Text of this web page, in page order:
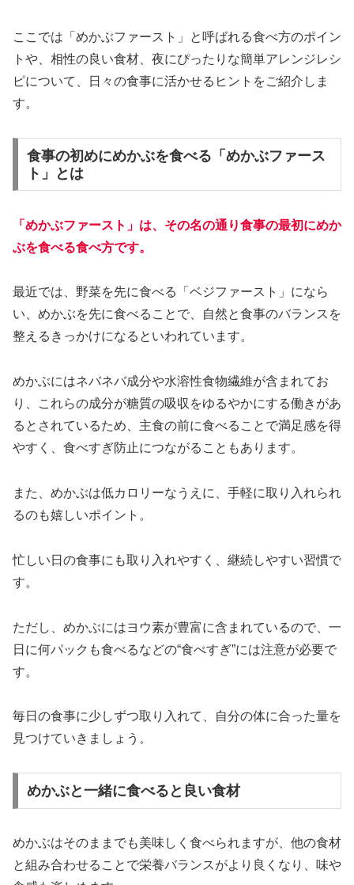
ここでは「めかぶファースト」と呼ばれる食べ方のポイン
トや、相性の良い食材、夜にぴったりな簡単アレンジレシ
ピについて、日々の食事に活かせるヒントをご紹介しま
す。
食事の初めにめかぶを食べる「めかぶファース
ト」とは
「めかぶファースト」は、その名の通り食事の最初にめか
ぶを食べる食べ方です。
最近では、野菜を先に食べる「ベジファースト」になら
い、めかぶを先に食べることで、自然と食事のバランスを
整えるきっかけになるといわれています。
めかぶにはネバネバ成分や水溶性食物繊維が含まれてお
り、これらの成分が糖質の吸収をゆるやかにする働きがあ
るとされているため、主食の前に食べることで満足感を得
やすく、食べすぎ防止につながることもあります。
また、めかぶは低カロリーなうえに、手軽に取り入れられ
るのも嬉しいポイント。
忙しい日の食事にも取り入れやすく、継続しやすい習慣で
す。
ただし、めかぶにはヨウ素が豊富に含まれているので、一
日に何パックも食べるなどの“食べすぎ”には注意が必要で
す。
毎日の食事に少しずつ取り入れて、自分の体に合った量を
見つけていきましょう。
めかぶと一緒に食べると良い食材
めかぶはそのままでも美味しく食べられますが、他の食材
と組み合わせることで栄養バランスがより良くなり、味や